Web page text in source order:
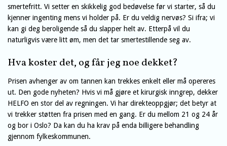
smertefritt. Vi setter en skikkelig god bedøvelse før vi starter, så du
kjenner ingenting mens vi holder på. Er du veldig nervøs? Si ifra; vi
kan gi deg beroligende så du slapper helt av. Etterpå vil du
naturligvis være litt øm, men det tar smertestillende seg av.
Hva koster det, og får jeg noe dekket?
Prisen avhenger av om tannen kan trekkes enkelt eller må opereres
ut. Den gode nyheten? Hvis vi må gjøre et kirurgisk inngrep, dekker
HELFO en stor del av regningen. Vi har direkteoppgjør; det betyr at
vi trekker støtten fra prisen med en gang. Er du mellom 21 og 24 år
og bor i Oslo? Da kan du ha krav på enda billigere behandling
gjennom fylkeskommunen.